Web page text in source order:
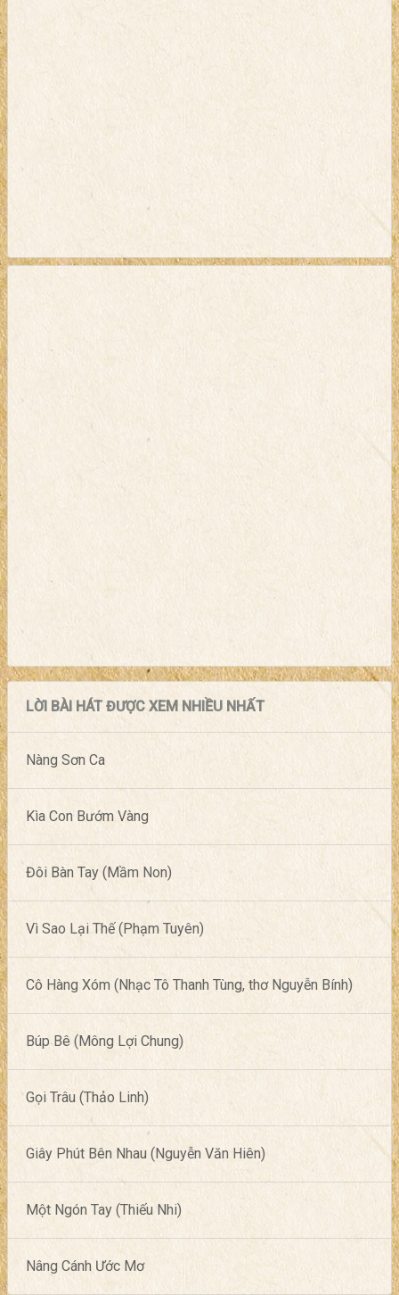
LỜI BÀI HÁT ĐƯỢC XEM NHIỀU NHẤT
Nàng Sơn Ca
Kìa Con Bướm Vàng
Đôi Bàn Tay (Mầm Non)
Vì Sao Lại Thế (Phạm Tuyên)
Cô Hàng Xóm (Nhạc Tô Thanh Tùng, thơ Nguyễn Bính)
Búp Bê (Mông Lợi Chung)
Gọi Trâu (Thảo Linh)
Giây Phút Bên Nhau (Nguyễn Văn Hiên)
Một Ngón Tay (Thiếu Nhi)
Nâng Cánh Ước Mơ